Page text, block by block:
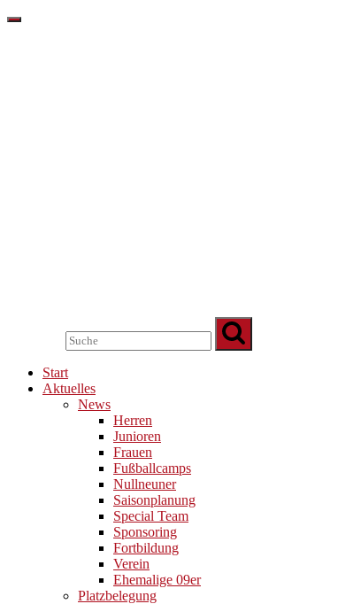
Start
Aktuelles
News
Herren
Junioren
Frauen
Fußballcamps
Nullneuner
Saisonplanung
Special Team
Sponsoring
Fortbildung
Verein
Ehemalige 09er
Platzbelegung